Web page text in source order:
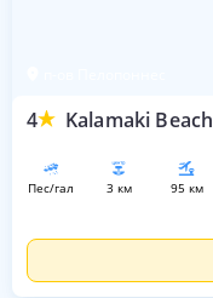
4 Kalamaki Beach
пес/гал 3 км 95 км